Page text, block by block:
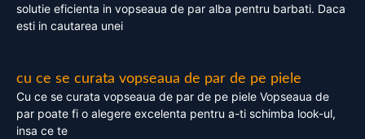
solutie eficienta in vopseaua de par alba pentru barbati. Daca
esti in cautarea unei
cu ce se curata vopseaua de par de pe piele
Cu ce se curata vopseaua de par de pe piele Vopseaua de
par poate fi o alegere excelenta pentru a-ti schimba look-ul,
insa ce te